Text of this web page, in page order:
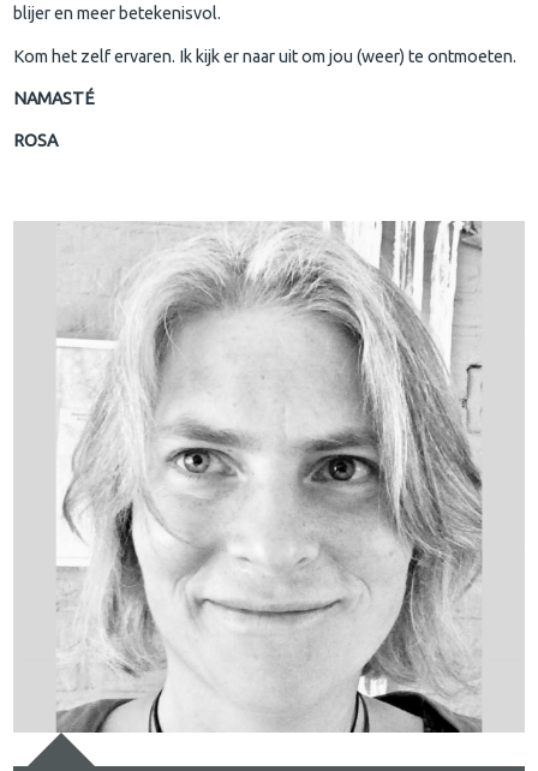
blijer en meer betekenisvol.
Kom het zelf ervaren. Ik kijk er naar uit om jou (weer) te ontmoeten.
NAMASTÉ
ROSA